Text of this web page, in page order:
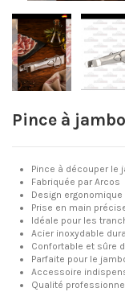
Pince à
Pince à découper le
Fabriquée par Arcos
Design
Prise en main
Idéale pour les
Acier inoxydable
Confortable et sûre
Parfaite pour le
Accessoire
Qualité